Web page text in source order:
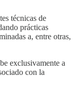
técnicas de
prácticas
a, entre otras,
exclusivamente a
con la